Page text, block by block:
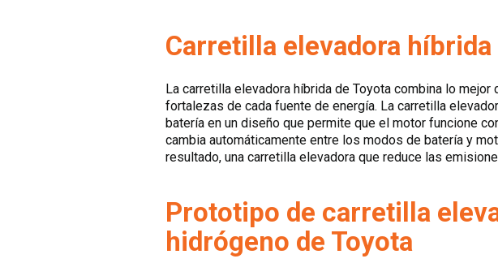
Carretilla elevadora híbrida
La carretilla elevadora híbrida de Toyota combina lo
fortalezas de cada fuente de energía. La carretilla
batería en un diseño que permite que el motor funcione
cambia automáticamente entre los modos de batería y
resultado, una carretilla elevadora que reduce las
Prototipo de carretilla
hidrógeno de Toyota